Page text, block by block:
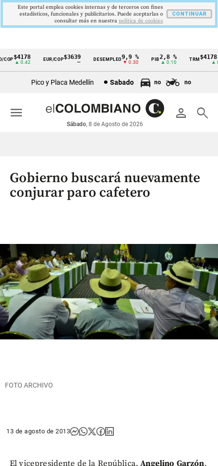
Cintillo
económicos
Colombia
$4178
▲ 0.42
EUR/COP$3639 DESEMPLEO 9,9 %
▼ 0.30
PIB2,8 %
▲ 0.10
TRM
▲
Pico y Placa Medellín Sabado no no
person search
Sábado, 8 de Agosto de 2026
menu
Gobierno buscará nuevamente
conjurar paro cafetero
FOTO ARCHIVO
13 de agosto de 2013
El vicepresidente de la República,Angelino Garzón,
Este portal emplea cookies internas y de terceros con fines
estadísticos, funcionales y publicitarios. Puede aceptarlas o
consultar más en nuestra politica de cookies
CONTINUAR